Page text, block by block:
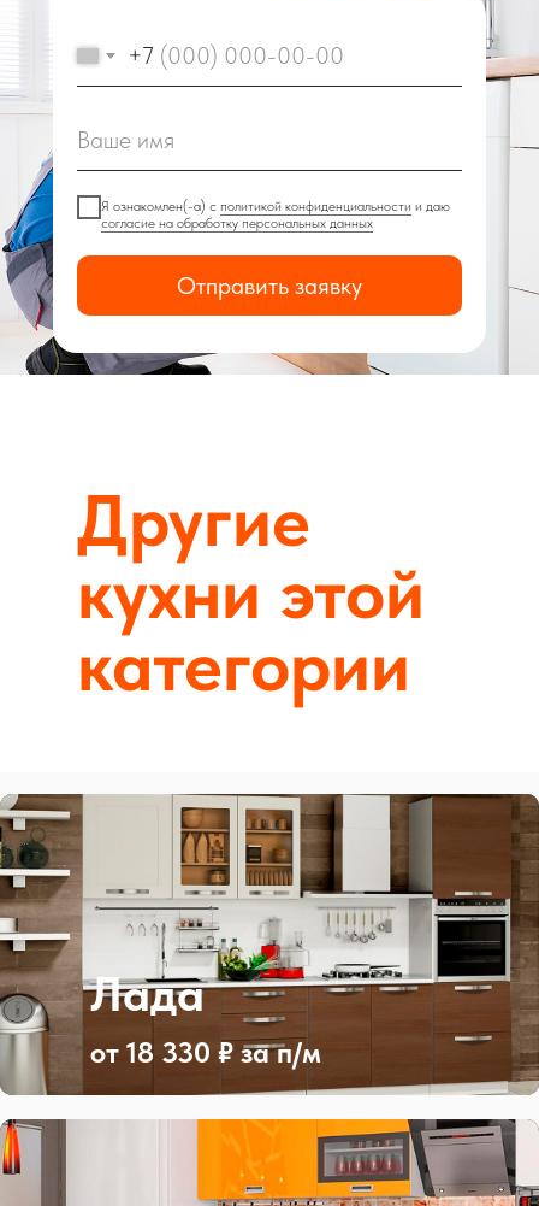
+7
Я ознакомлен(-а) с политикой конфиденциальности и даю
согласие на обработку персональных данных
Отправить заявку
Другие
кухни этой
категории
от 18 330 ₽ за п/м
Лада